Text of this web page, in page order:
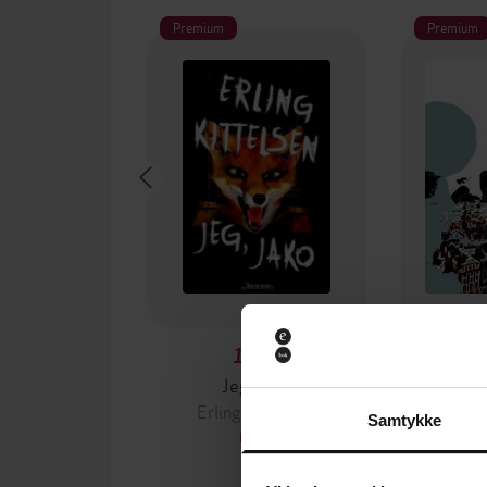
Samtykke
Premium
149,-
Jeg, Jako
Erling Kittelsen
EBOK
Premium
Diktet